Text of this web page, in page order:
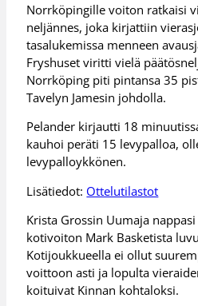
Norrköpingille voiton ratkaisi
neljännes, joka kirjattiin
tasalukemissa menneen
Fryshuset viritti vielä
Norrköping piti pintansa 35
Tavelyn Jamesin johdolla.
Pelander kirjautti 18
kauhoi peräti 15 levypalloa,
levypalloykkönen.
Lisätiedot: Ottelutilastot
Krista Grossin Uumaja
kotivoiton Mark Basketista
Kotijoukkueella ei ollut
voittoon asti ja lopulta
koituivat Kinnan kohtaloksi.